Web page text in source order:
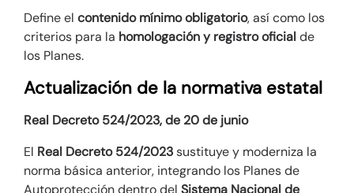
Define el contenido mínimo obligatorio, así como los
criterios para la homologación y registro oficial de
los Planes.
Actualización de la normativa estatal
Real Decreto 524/2023, de 20 de junio
El Real Decreto 524/2023sustituye y moderniza la
norma básica anterior, integrando los Planes de
Autoprotección dentro del Sistema Nacional de